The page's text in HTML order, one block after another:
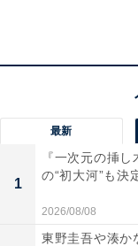
2区区間4位の山
れていた渡邉奏
の復調が王座復
◆駒澤大学
最新
1
『一次元の挿
の“初大河”も決
2026/08/08
東野圭吾や湊か